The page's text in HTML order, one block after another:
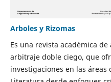
Arboles y Rizomas
Es una revista académica
arbitraje doble ciego, que
investigaciones en las